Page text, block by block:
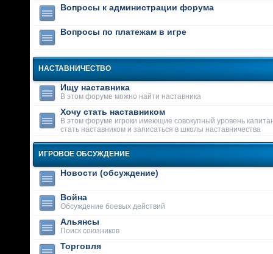
Вопросы к администрации форума
Вопросы по платежам в игре
НАСТАВНИЧЕСТВО
Ищу наставника
В этом форуме можно найти наставника
Хочу стать наставником
В этом форуме игроки имеющие совокупный уровень
стать наставником и записаться в школы наставничества
ИГРОВОЕ ОБСУЖДЕНИЕ
Новости (обсуждение)
Война
Обсуждение боевых действий
Альянсы
Поиск союзников
Торговля